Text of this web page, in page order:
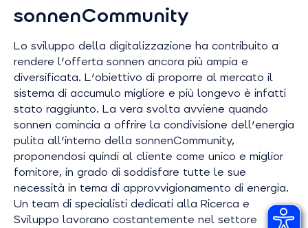
sonnenCommunity
Lo sviluppo della digitalizzazione ha contribuito a
rendere l'offerta sonnen ancora più ampia e
diversificata. L'obiettivo di proporre al mercato il
sistema di accumulo migliore e più longevo è infatti
stato raggiunto. La vera svolta avviene quando
sonnen comincia a offrire la condivisione dell'energia
pulita all'interno della sonnenCommunity,
proponendosi quindi al cliente come unico e miglior
fornitore, in grado di soddisfare tutte le sue
necessità in tema di approvvigionamento di energia.
Un team di specialisti dedicati alla Ricerca e
Sviluppo lavorano costantemente nel settore